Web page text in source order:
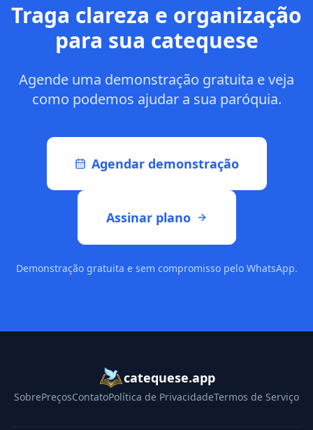
Traga clareza e organização
para sua catequese
Agende uma demonstração gratuita e veja
como podemos ajudar a sua paróquia.
Agendar demonstração
Assinar plano
Demonstração gratuita e sem compromisso pelo WhatsApp.
catequese.app
SobrePreçosContatoPolítica de PrivacidadeTermos de Serviço